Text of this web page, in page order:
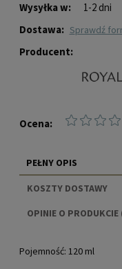
Wysyłka w:
1-2 dni
Dostawa:
sprawdź
Producent:
Ocena:
PEŁNY OPIS
KOSZTY DOSTAWY
CENA NIE ZAWIERA
OPINIE O PRODUKCIE
Pojemność: 120 ml